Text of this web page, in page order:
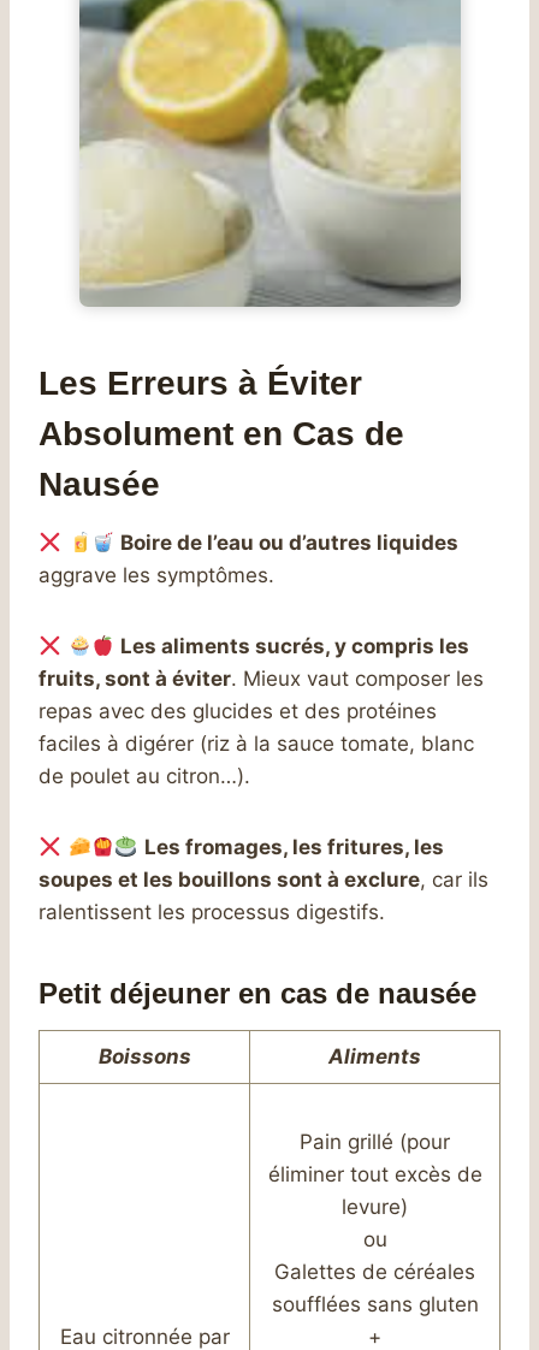
Les Erreurs à Éviter
Absolument en Cas de
Nausée
Boire de l’eau ou d’autres liquides
aggrave les symptômes.
Les aliments sucrés, y compris les
fruits, sont à éviter. Mieux vaut composer les
repas avec des glucides et des protéines
faciles à digérer (riz à la sauce tomate, blanc
de poulet au citron…).
Les fromages, les fritures, les
soupes et les bouillons sont à exclure, car ils
ralentissent les processus digestifs.
Petit déjeuner en cas de nausée
Boissons Aliments
Eau citronnée par
Pain grillé (pour
éliminer tout excès de
levure)
ou
Galettes de céréales
soufflées sans gluten
+